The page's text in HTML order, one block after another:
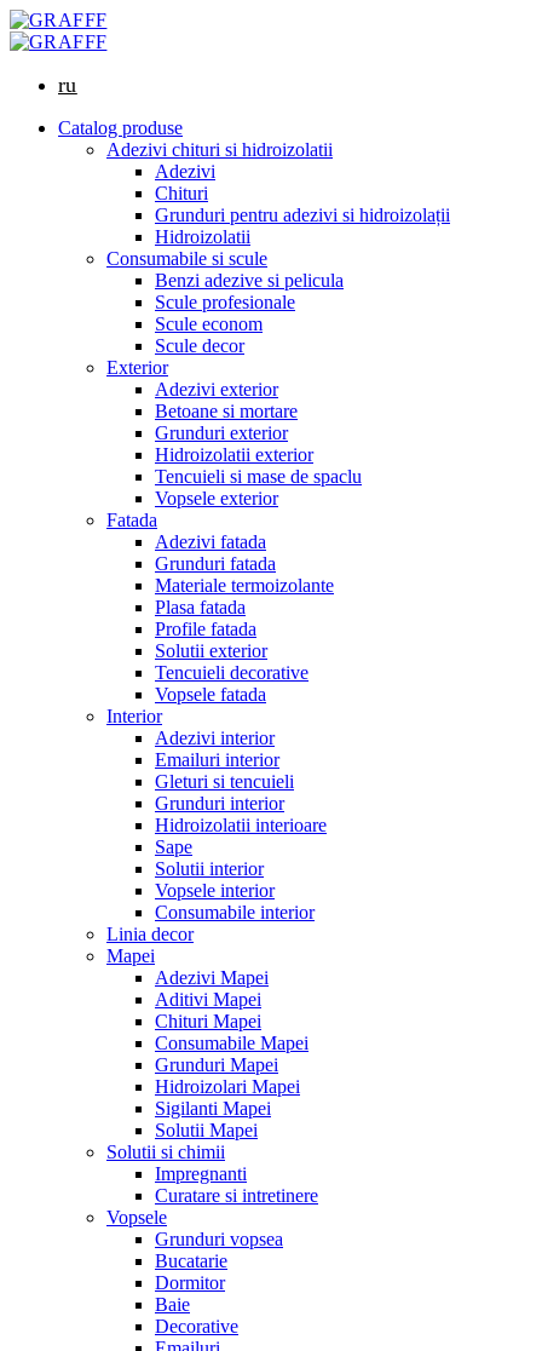
ru
Catalog produse
Adezivi chituri si hidroizolatii
Adezivi
Chituri
Grunduri pentru adezivi si hidroizolații
Hidroizolatii
Consumabile si scule
Benzi adezive si pelicula
Scule profesionale
Scule econom
Scule decor
Exterior
Adezivi exterior
Betoane si mortare
Grunduri exterior
Hidroizolatii exterior
Tencuieli si mase de spaclu
Vopsele exterior
Fatada
Adezivi fatada
Grunduri fatada
Materiale termoizolante
Plasa fatada
Profile fatada
Solutii exterior
Tencuieli decorative
Vopsele fatada
Interior
Adezivi interior
Emailuri interior
Gleturi si tencuieli
Grunduri interior
Hidroizolatii interioare
Sape
Solutii interior
Vopsele interior
Consumabile interior
Linia decor
Mapei
Adezivi Mapei
Aditivi Mapei
Chituri Mapei
Consumabile Mapei
Grunduri Mapei
Hidroizolari Mapei
Sigilanti Mapei
Solutii Mapei
Solutii si chimii
Impregnanti
Curatare si intretinere
Vopsele
Grunduri vopsea
Bucatarie
Dormitor
Baie
Decorative